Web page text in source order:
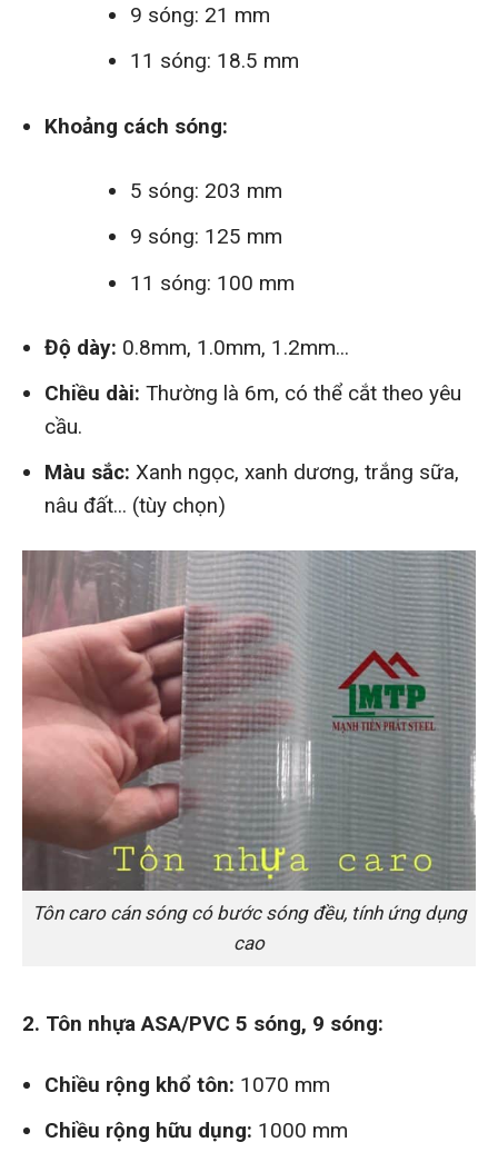
9 sóng: 21 mm
11 sóng: 18.5 mm
Khoảng cách sóng:
5 sóng: 203 mm
9 sóng: 125 mm
11 sóng: 100 mm
Độ dày: 0.8mm, 1.0mm, 1.2mm...
Chiều dài: Thường là 6m, có thể cắt theo yêu
cầu.
Màu sắc: Xanh ngọc, xanh dương, trắng sữa,
nâu đất... (tùy chọn)
Tôn caro cán sóng có bước sóng đều, tính ứng dụng
cao
2. Tôn nhựa ASA/PVC 5 sóng, 9 sóng:
Chiều rộng khổ tôn: 1070 mm
Chiều rộng hữu dụng: 1000 mm